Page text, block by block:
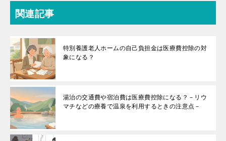
関連記事
特別養護老人ホームの自己負担金は医療費控除の対
象になる？
湯治の交通費や宿泊費は医療費控除になる？－リウ
マチなどの療養で温泉を利用するときの注意点－